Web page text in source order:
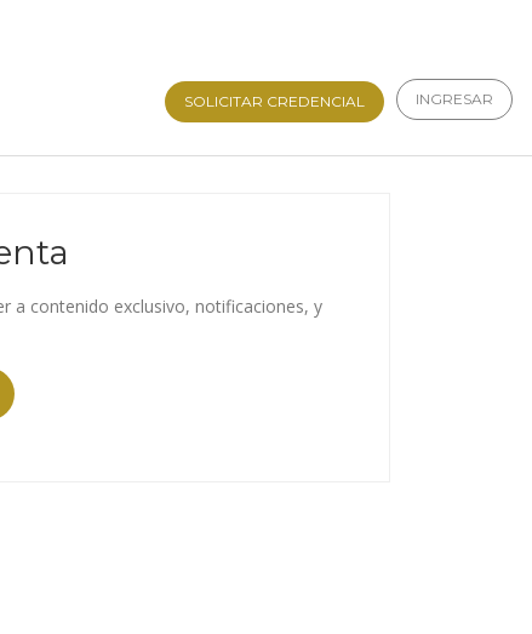
SOLICITAR CREDENCIAL INGRESAR
a contenido exclusivo, notificaciones, y